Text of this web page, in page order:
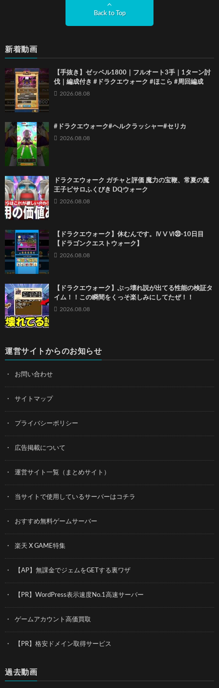
Back to Top
新着動画
【手抜き】ゼッペル1800｜フルオート3手｜1ターン討
伐｜編成付き #ドラクエウォーク #ほこら #周回編成
2026.08.08
#ドラクエウォーク#ヘルクラッシャー#セリカ
2026.08.08
ドラクエウォーク ガチャと評価 魔力の宝鞭、常夏の魔
王子ピサロふくびき DQウォーク
2026.08.08
【ドラクエウォーク】休むんです。ⅣⅤⅥ㉝-10日目
【ドラゴンクエストウォーク】
2026.08.08
【ドラクエウォーク】ぶっ壊れ説が出てる性能の検証タ
イム！！この瞬間をくっそ楽しみにしてたぜ！！
2026.08.08
運営サイトからのお知らせ
お問い合わせ
サイトマップ
プライバシーポリシー
広告掲載について
運営サイト一覧（まとめサイト）
当サイトで使用しているサーバーはコチラ
おすすめ無料ゲームサーバー
楽天 X GAME特集
【AP】無課金でジェムをGETする裏ワザ
【PR】WordPress表示速度No.1高速サーバー
ゲームアカウント高価買取
【PR】格安ドメイン取得サービス
過去動画